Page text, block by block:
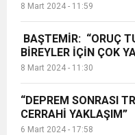
8 Mart 2024 - 11:59
BAŞTEMİR: “ORUÇ
BİREYLER İÇİN ÇOK
8 Mart 2024 - 11:30
“DEPREM SONRASI
CERRAHİ YAKLAŞIM”
6 Mart 2024 - 17:58